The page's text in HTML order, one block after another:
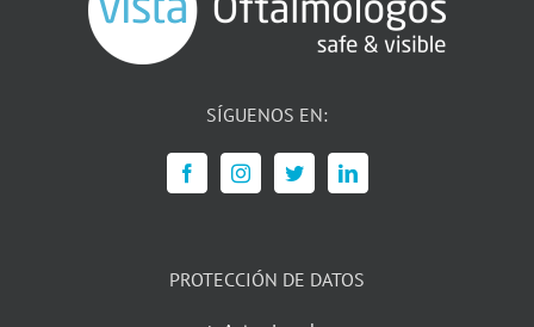
SÍGUENOS EN:
PROTECCIÓN DE DATOS